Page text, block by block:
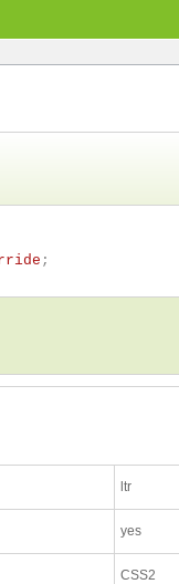
ltr
yes
CSS2